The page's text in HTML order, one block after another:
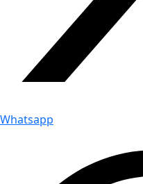
Whatsapp